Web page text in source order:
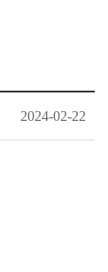
2024-02-22